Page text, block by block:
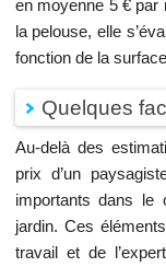
en moyenne 5 € par
la pelouse, elle
fonction de la
Quelques
Au-delà des
prix d’un
importants dans le
jardin. Ces
travail et de